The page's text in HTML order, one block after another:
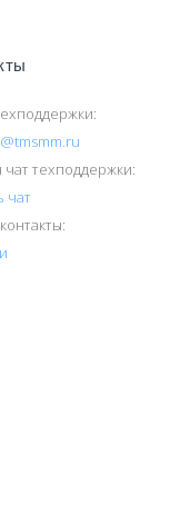
техподдержки:
чат